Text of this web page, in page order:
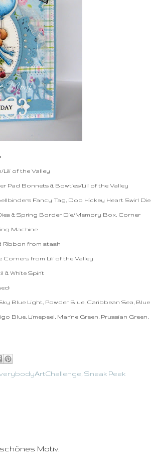
of the Valley
Pad Bonnets & Bowties/Lili of the Valley
Fancy Tag, Doo Hickey Heart Swirl Die
& Spring Border Die/Memory Box, Corner
Machine
Ribbon from stash
Corners from Lili of the Valley
& White Spirit
Blue Light, Powder Blue, Caribbean Sea, Blue
Blue, Limepeel, Marine Green, Prussian Green,
, Sneak Peek
Motiv.